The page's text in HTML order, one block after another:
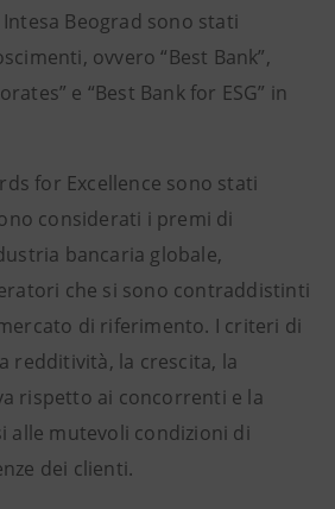
Intesa Beograd sono stati
ovvero “Best Bank”,
e “Best Bank for ESG” in
for Excellence sono stati
considerati i premi di
bancaria globale,
che si sono contraddistinti
di riferimento. I criteri di
redditività, la crescita, la
rispetto ai concorrenti e la
alle mutevoli condizioni di
dei clienti.